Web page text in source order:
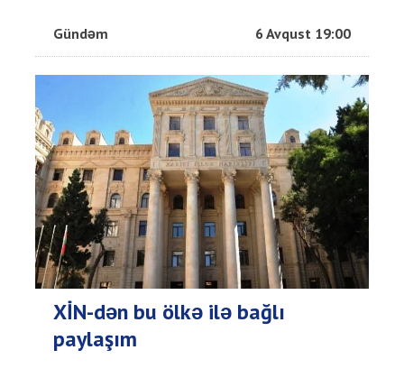
Gündəm 6 Avqust 19:00
XİN-dən bu ölkə ilə bağlı
paylaşım